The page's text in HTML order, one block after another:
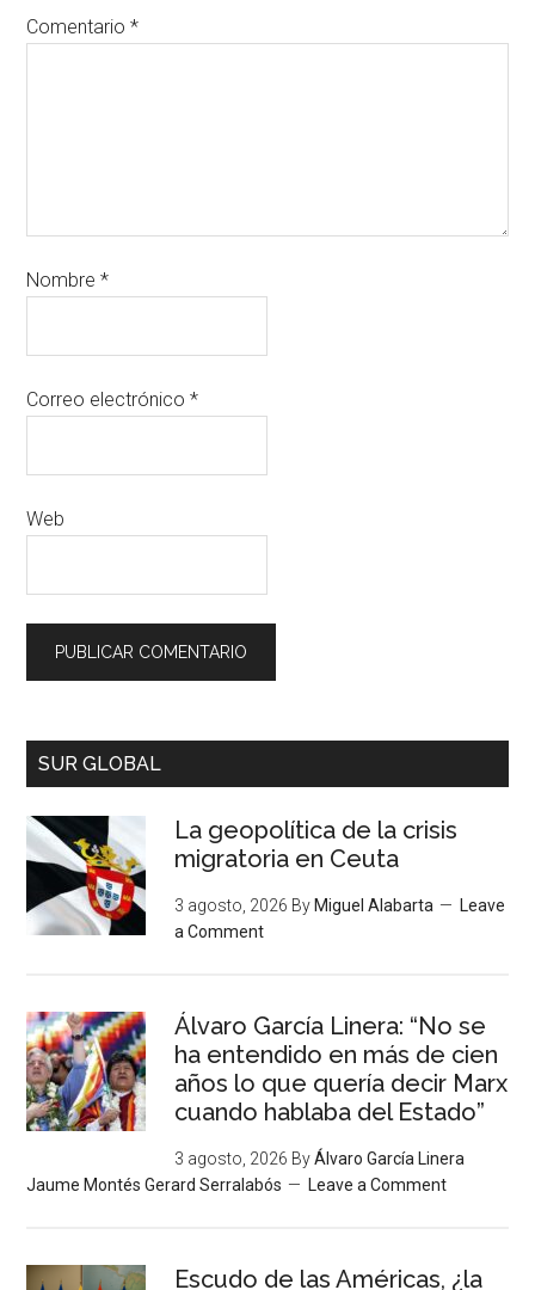
Comentario*
Nombre*
Correo electrónico*
Web
SUR GLOBAL
La geopolítica de la crisis
migratoria en Ceuta
3 agosto, 2026 By Miguel Alabarta
Leave
a Comment
Álvaro García Linera: “No se
ha entendido en más de cien
años lo que quería decir Marx
cuando hablaba del Estado”
3 agosto, 2026 ByÁlvaro García Linera
Jaume Montés Gerard Serralabós
Leave a Comment
Escudo de las Américas, ¿la